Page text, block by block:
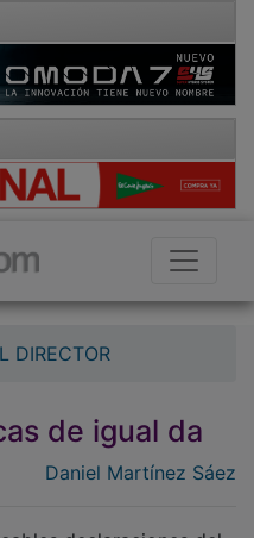
de igual da
Daniel Martínez Sáez